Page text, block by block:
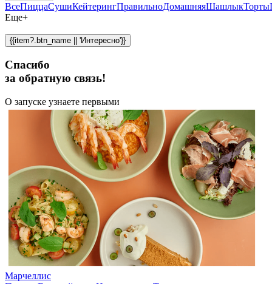
ВсеПиццаСушиКейтерингПравильноДомашняяШашлыкТорты
Еще+
{{item?.btn_name || 'Интересно'}}
Спасибо
за обратную связь!
О запуске узнаете первыми
Марчеллис